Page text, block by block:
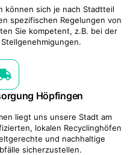
können sich je nach Stadtteil
spezifischen Regelungen von
Sie kompetent, z.B. bei der
Höpfingen
liegt uns unsere Stadt am
lokalen Recyclinghöfen
und nachhaltige
sicherzustellen.